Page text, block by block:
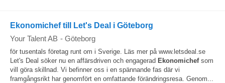
Ekonomichef till Let's Deal i Göteborg
Your Talent AB - Göteborg
för tusentals företag runt om i Sverige. Läs mer på www.letsdeal.se
Let's Deal söker nu en affärsdriven och engagerad Ekonomichefsom
vill göra skillnad. Vi befinner oss i en spännande fas där vi
framgångsrikt har genomfört en omfattande förändringsresa. Genom...